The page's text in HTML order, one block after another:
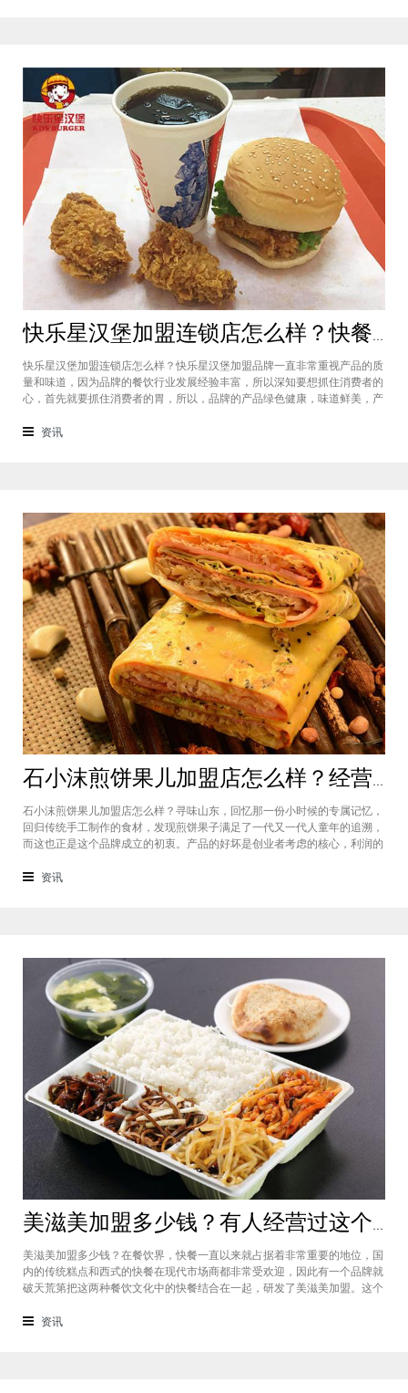
快乐星汉堡加盟连锁店怎么样？快餐店中产品口味如何？
快乐星汉堡加盟连锁店怎么样？快乐星汉堡加盟品牌一直非常重视产品的质
量和味道，因为品牌的餐饮行业发展经验丰富，所以深知要想抓住消费者的
心，首先就要抓住消费者的胃，所以，品牌的产品绿色健康，味道鲜美，产
错，下面就为大家仔细分析一下这个汉堡品牌加盟费多少钱？快乐星汉堡加
资讯
石小沫煎饼果儿加盟店怎么样？经营煎饼果子店利润如何
石小沫煎饼果儿加盟店怎么样？寻味山东，回忆那一份小时候的专属记忆，
回归传统手工制作的食材，发现煎饼果子满足了一代又一代人童年的追溯，
而这也正是这个品牌成立的初衷。产品的好坏是创业者考虑的核心，利润的
儿加盟怎么样？适不适合加盟？能赚钱吗？下面小编将为大家解答这些问
资讯
美滋美加盟多少钱？有人经营过这个快餐品牌吗
美滋美加盟多少钱？在餐饮界，快餐一直以来就占据着非常重要的地位，国
内的传统糕点和西式的快餐在现代市场商都非常受欢迎，因此有一个品牌就
破天荒第把这两种餐饮文化中的快餐结合在一起，研发了美滋美加盟。这个
吗，加盟费是多少？美滋美加盟多少钱？这个品牌是进来十分火爆的一个餐
资讯